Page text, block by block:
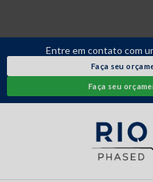
Entre em contato com
Faça seu
Faça seu